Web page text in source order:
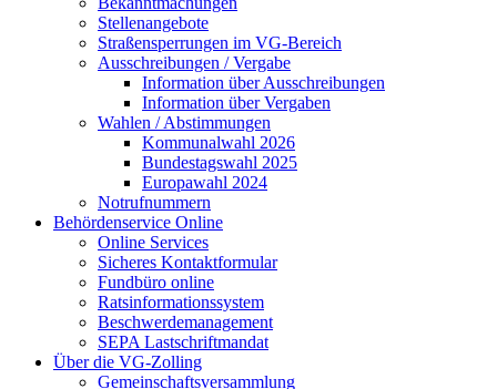
Stellenangebote
Straßensperrungen im VG-Bereich
Ausschreibungen / Vergabe
Information über Ausschreibungen
Information über Vergaben
Wahlen / Abstimmungen
Kommunalwahl 2026
Bundestagswahl 2025
Europawahl 2024
Notrufnummern
Behördenservice Online
Online Services
Sicheres Kontaktformular
Fundbüro online
Ratsinformationssystem
Beschwerdemanagement
SEPA Lastschriftmandat
Über die VG-Zolling
Gemeinschaftsversammlung